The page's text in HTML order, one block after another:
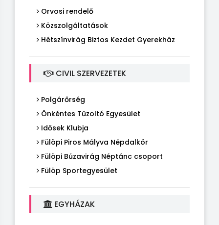
Orvosi rendelő
Közszolgáltatások
Hétszínvirág Biztos Kezdet Gyerekház
CIVIL SZERVEZETEK
Polgárőrség
Önkéntes Tűzoltó Egyesület
Idősek Klubja
Fülöpi Piros Mályva Népdalkör
Fülöpi Búzavirág Néptánc csoport
Fülöp Sportegyesület
EGYHÁZAK